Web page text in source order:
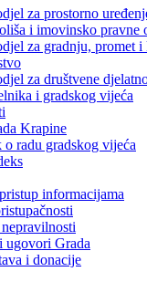
za prostorno
i imovinsko pravne
za gradnju, promet i
za društvene
i gradskog vijeća
Krapine
o radu gradskog vijeća
informacijama
ugovori Grada
i donacije